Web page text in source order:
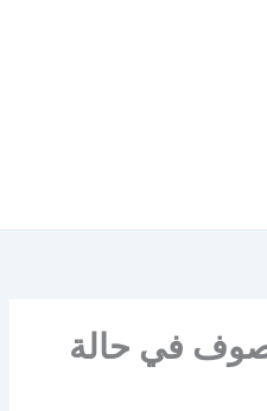
في حالة